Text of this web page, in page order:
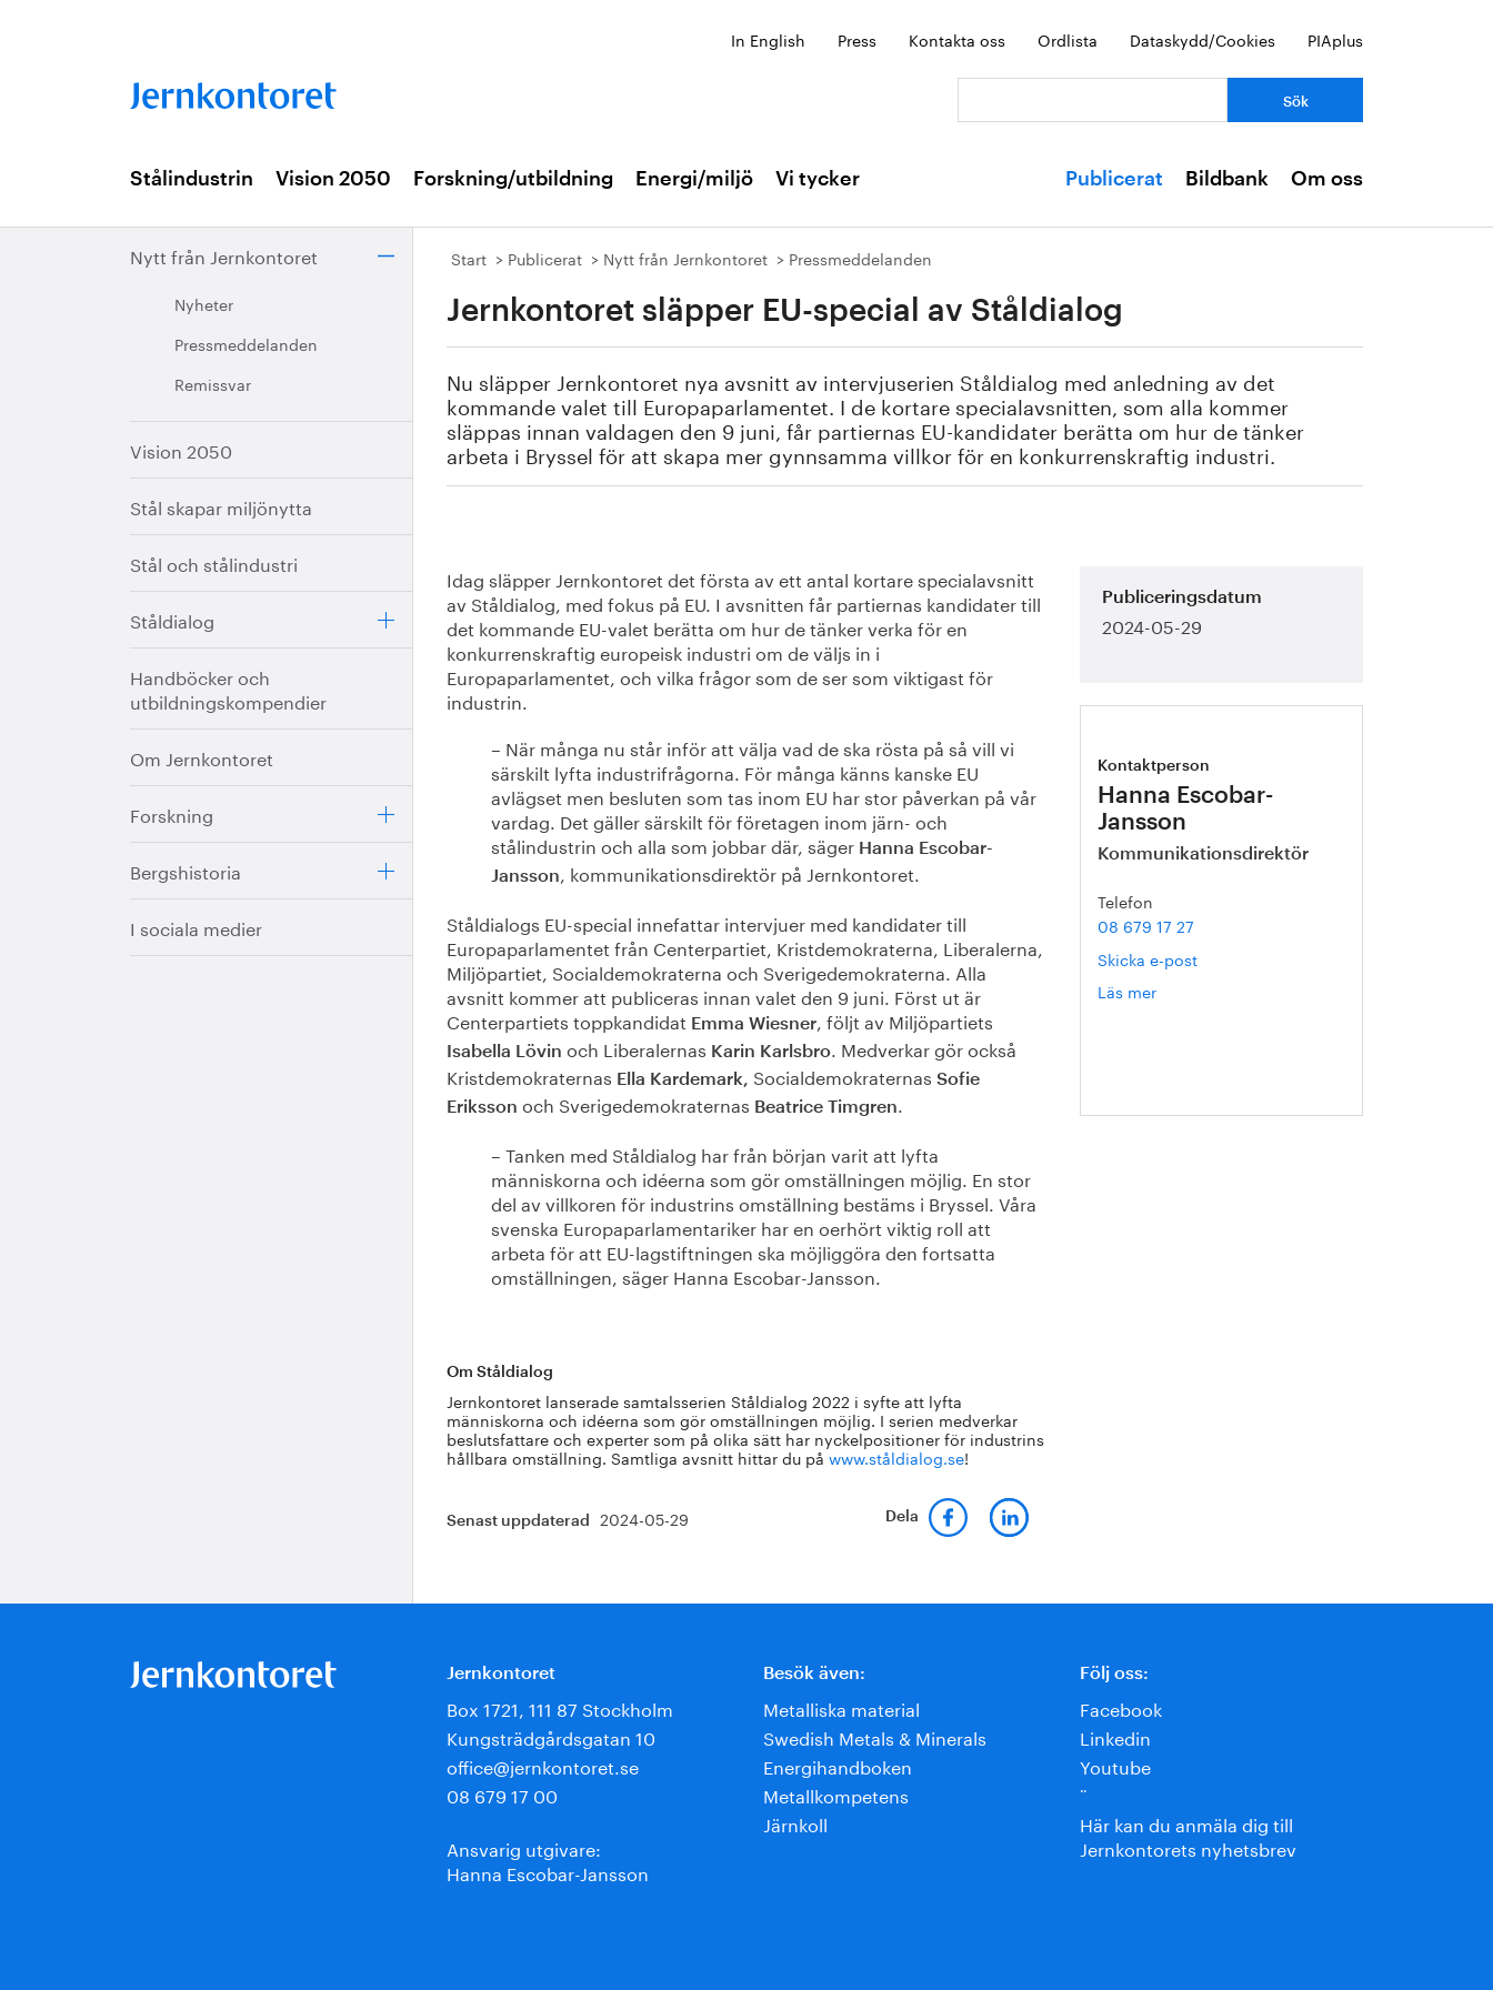
In English Press Kontakta oss Ordlista Dataskydd/Cookies PIAplus
Stålindustrin Vision 2050 Forskning/utbildning Energi/miljö Vi tycker Publicerat Bildbank Om oss
Nytt från Jernkontoret
Nyheter
Pressmeddelanden
Remissvar
Vision 2050
Stål skapar miljönytta
Stål och stålindustri
Ståldialog
Handböcker och
utbildningskompendier
Om Jernkontoret
Forskning
Bergshistoria
I sociala medier
Start Publicerat Nytt från Jernkontoret Pressmeddelanden
Jernkontoret släpper EU-special av Ståldialog
Nu släpper Jernkontoret nya avsnitt av intervjuserien Ståldialog med anledning av det
kommande valet till Europaparlamentet. I de kortare specialavsnitten, som alla kommer
släppas innan valdagen den 9 juni , får partiernas EU-kandidater berätta om hur de tänker
arbeta i Bryssel för att skapa mer gynnsamma villkor för en konkurrenskraftig industri.
Idag släpper Jernkontoret det första av ett antal kortare specialavsnitt
av Ståldialog, med fokus på EU. I avsnitten får partiernas kandidater till
det kommande EU-valet berätta om hur de tänker verka för en
konkurrenskraftig europeisk industri om de väljs in i
Europaparlamentet, och vilka frågor som de ser som viktigast för
industrin.
– När många nu står inför att välja vad de ska rösta på så vill vi
särskilt lyfta industrifrågorna. För många känns kanske EU
avlägset men besluten som tas inom EU har stor påverkan på vår
vardag. Det gäller särskilt för företagen inom järn- och
stålindustrin och alla som jobbar där, säger Hanna Escobar-
Jansson, kommunikationsdirektör på Jernkontoret.
Ståldialogs EU-special innefattar intervjuer med kandidater till
Europaparlamentet från Centerpartiet, Kristdemokraterna, Liberalerna,
Miljöpartiet, Socialdemokraterna och Sverigedemokraterna. Alla
avsnitt kommer att publiceras innan valet den 9 juni. Först ut är
Centerpartiets toppkandidat Emma Wiesner, följt av Miljöpartiets
Isabella Lövin och Liberalernas Karin Karlsbro. Medverkar gör också
Kristdemokraternas Ella Kardemark, Socialdemokraternas Sofie
Eriksson och Sverigedemokraternas Beatrice Timgren.
– Tanken med Ståldialog har från början varit att lyfta
människorna och idéerna som gör omställningen möjlig. En stor
del av villkoren för industrins omställning bestäms i Bryssel. Våra
svenska Europaparlamentariker har en oerhört viktig roll att
arbeta för att EU-lagstiftningen ska möjliggöra den fortsatta
omställningen, säger Hanna Escobar-Jansson.
Om Ståldialog
Jernkontoret lanserade samtalsserien Ståldialog 2022 i syfte att lyfta
människorna och idéerna som gör omställningen möjlig. I serien medverkar
beslutsfattare och experter som på olika sätt har nyckelpositioner för industrins
hållbara omställning. Samtliga avsnitt hittar du påwww.ståldialog.se!
Senast uppdaterad 2024-05-29 Dela
Publiceringsdatum
2024-05-29
Kontaktperson
Hanna Escobar-
Jansson
Kommunikationsdirektör
Telefon
08 679 17 27
Skicka e-post
Läs mer
Jernkontoret
Box 1721, 111 87 Stockholm
Kungsträdgårdsgatan 10
office@jernkontoret.se
08 679 17 00
Ansvarig utgivare:
Hanna Escobar-Jansson
Besök även:
Metalliska material
Swedish Metals & Minerals
Energihandboken
Metallkompetens
Järnkoll
Följ oss:
Facebook
Linkedin
Youtube
¨
Här kan du anmäla dig till
Jernkontorets nyhetsbrev